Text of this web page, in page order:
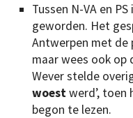
Tussen N-VA en
geworden. Het
Antwerpen met de
maar wees ook op
Wever stelde
woestwerd’,
begon te lezen.